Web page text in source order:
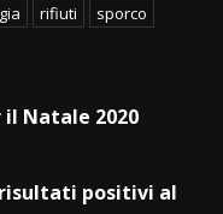
rifiuti
sporco
Natale 2020
positivi al